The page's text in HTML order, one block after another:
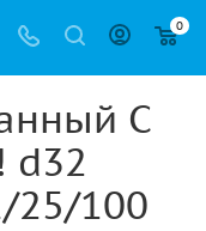
0
С
d32
25/100